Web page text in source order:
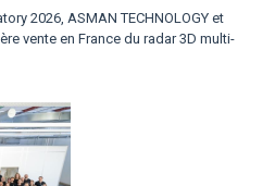
2026, ASMAN TECHNOLOGY et
vente en France du radar 3D multi-